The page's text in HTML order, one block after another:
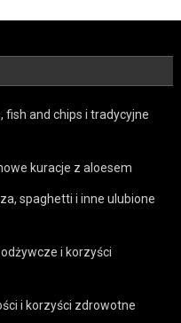
fish and chips i tradycyjne
kuracje z aloesem
spaghetti i inne ulubione
i korzyści
i korzyści zdrowotne